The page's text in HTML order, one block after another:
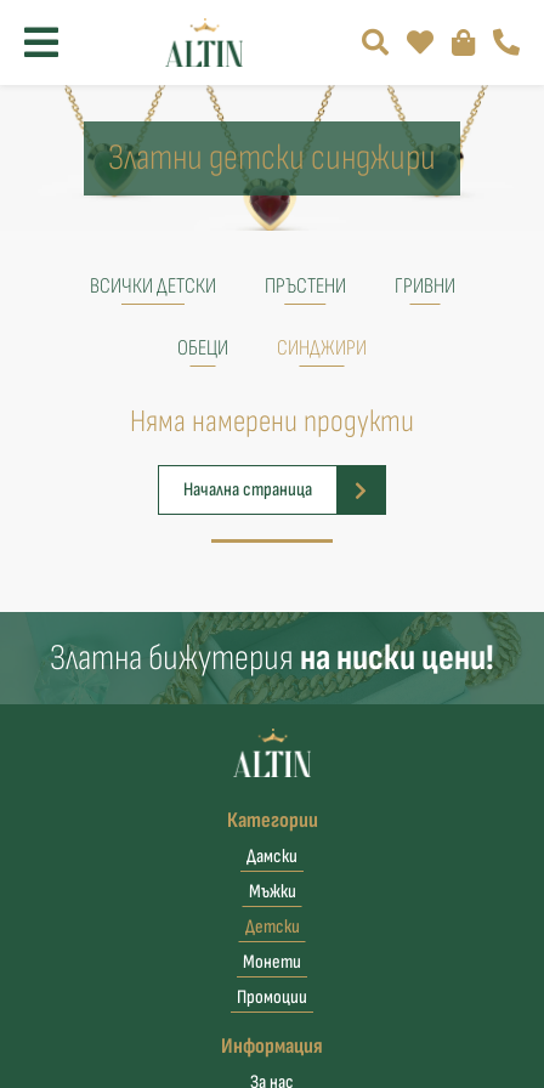
Златни детски синджири
ВСИЧКИ ДЕТСКИ ПРЪСТЕНИ ГРИВНИ
ОБЕЦИ СИНДЖИРИ
Няма намерени продукти
Начална страница
Златна бижутерия на ниски цени!
Категории
Дамски
Мъжки
Детски
Монети
Промоции
Информация
За нас